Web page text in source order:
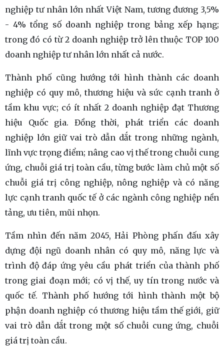
nghiệp tư nhân lớn nhất Việt Nam, tương đương 3,5%
- 4% tổng số doanh nghiệp trong bảng xếp hạng;
trong đó có từ 2 doanh nghiệp trở lên thuộc TOP 100
doanh nghiệp tư nhân lớn nhất cả nước.
Thành phố cũng hướng tới hình thành các doanh
nghiệp có quy mô, thương hiệu và sức cạnh tranh ở
tầm khu vực; có ít nhất 2 doanh nghiệp đạt Thương
hiệu Quốc gia. Đồng thời, phát triển các doanh
nghiệp lớn giữ vai trò dẫn dắt trong những ngành,
lĩnh vực trọng điểm; nâng cao vị thế trong chuỗi cung
ứng, chuỗi giá trị toàn cầu, từng bước làm chủ một số
chuỗi giá trị công nghiệp, nông nghiệp và có năng
lực cạnh tranh quốc tế ở các ngành công nghiệp nền
tảng, ưu tiên, mũi nhọn.
Tầm nhìn đến năm 2045, Hải Phòng phấn đấu xây
dựng đội ngũ doanh nhân có quy mô, năng lực và
trình độ đáp ứng yêu cầu phát triển của thành phố
trong giai đoạn mới; có vị thế, uy tín trong nước và
quốc tế. Thành phố hướng tới hình thành một bộ
phận doanh nghiệp có thương hiệu tầm thế giới, giữ
vai trò dẫn dắt trong một số chuỗi cung ứng, chuỗi
giá trị toàn cầu.